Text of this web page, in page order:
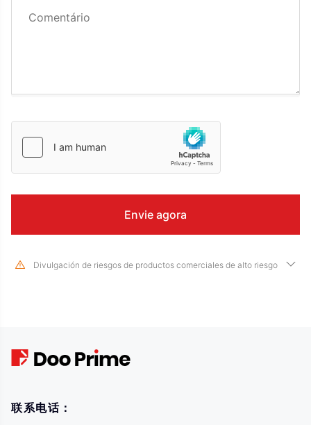
Divulgación de riesgos de productos comerciales de alto riesgo
desempenho futuro, por favor, certifique-se de que você entende
profissional independente.
联系电话：